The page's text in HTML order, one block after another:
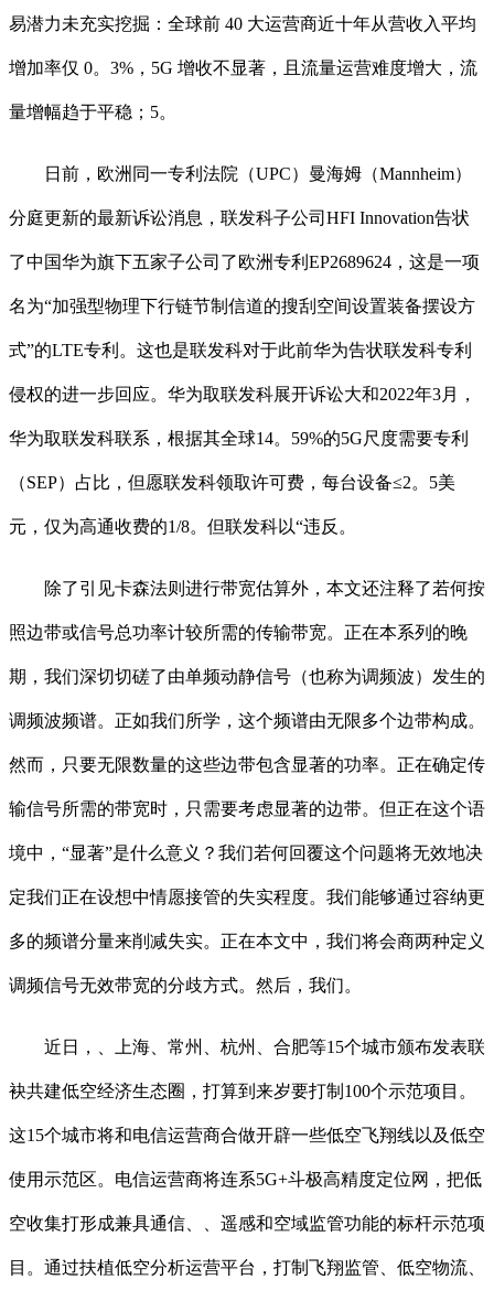
易潜力未充实挖掘：全球前 40 大运营商近十年从营收入平均
增加率仅 0。3%，5G 增收不显著，且流量运营难度增大，流
量增幅趋于平稳；5。
日前，欧洲同一专利法院（UPC）曼海姆（Mannheim）
分庭更新的最新诉讼消息，联发科子公司HFI Innovation告状
了中国华为旗下五家子公司了欧洲专利EP2689624，这是一项
名为“加强型物理下行链节制信道的搜刮空间设置装备摆设方
式”的LTE专利。这也是联发科对于此前华为告状联发科专利
侵权的进一步回应。华为取联发科展开诉讼大和2022年3月，
华为取联发科联系，根据其全球14。59%的5G尺度需要专利
（SEP）占比，但愿联发科领取许可费，每台设备≤2。5美
元，仅为高通收费的1/8。但联发科以“违反。
除了引见卡森法则进行带宽估算外，本文还注释了若何按
照边带或信号总功率计较所需的传输带宽。正在本系列的晚
期，我们深切切磋了由单频动静信号（也称为调频波）发生的
调频波频谱。正如我们所学，这个频谱由无限多个边带构成。
然而，只要无限数量的这些边带包含显著的功率。正在确定传
输信号所需的带宽时，只需要考虑显著的边带。但正在这个语
境中，“显著”是什么意义？我们若何回覆这个问题将无效地决
定我们正在设想中情愿接管的失实程度。我们能够通过容纳更
多的频谱分量来削减失实。正在本文中，我们将会商两种定义
调频信号无效带宽的分歧方式。然后，我们。
近日，、上海、常州、杭州、合肥等15个城市颁布发表联
袂共建低空经济生态圈，打算到来岁要打制100个示范项目。
这15个城市将和电信运营商合做开辟一些低空飞翔线以及低空
使用示范区。电信运营商将连系5G+斗极高精度定位网，把低
空收集打形成兼具通信、、遥感和空域监管功能的标杆示范项
目。通过扶植低空分析运营平台，打制飞翔监管、低空物流、